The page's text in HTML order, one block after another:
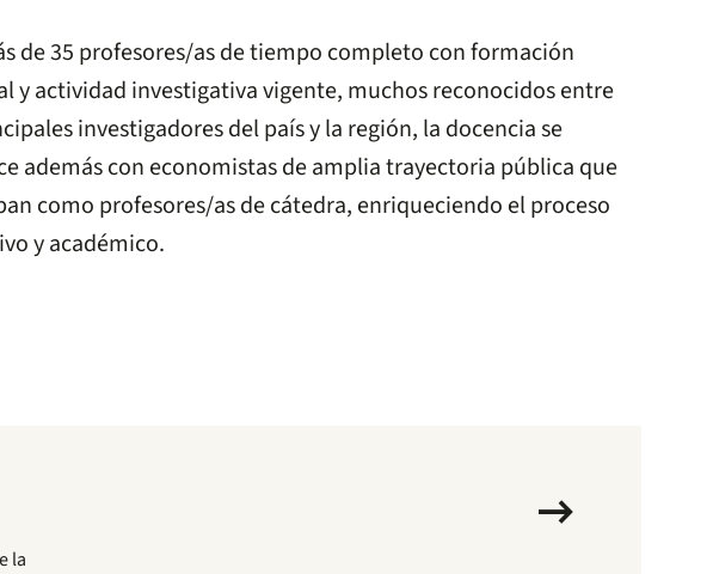
de 35 profesores/as de tiempo completo con formación
y actividad investigativa vigente, muchos reconocidos entre
investigadores del país y la región, la docencia se
además con economistas de amplia trayectoria pública que
como profesores/as de cátedra, enriqueciendo el proceso
y académico.
la
arrow_right_alt